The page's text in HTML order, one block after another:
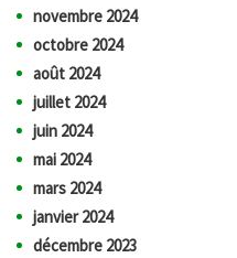
novembre 2024
octobre 2024
août 2024
juillet 2024
juin 2024
mai 2024
mars 2024
janvier 2024
décembre 2023